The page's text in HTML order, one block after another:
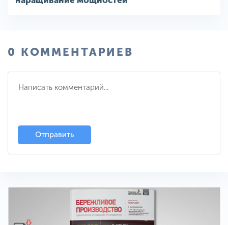
0 КОММЕНТАРИЕВ
Отправить